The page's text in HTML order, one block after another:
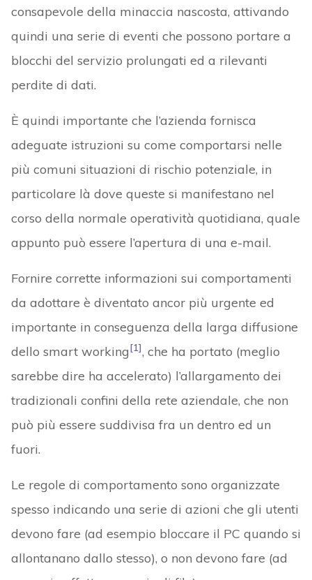
consapevole della minaccia nascosta, attivando
quindi una serie di eventi che possono portare a
blocchi del servizio prolungati ed a rilevanti
perdite di dati.
È quindi importante che l’azienda fornisca
adeguate istruzioni su come comportarsi nelle
più comuni situazioni di rischio potenziale, in
particolare là dove queste si manifestano nel
corso della normale operatività quotidiana, quale
appunto può essere l’apertura di una e-mail.
Fornire corrette informazioni sui comportamenti
da adottare è diventato ancor più urgente ed
importante in conseguenza della larga diffusione
dello smart working[1], che ha portato (meglio
sarebbe dire ha accelerato) l’allargamento dei
tradizionali confini della rete aziendale, che non
può più essere suddivisa fra un dentro ed un
fuori.
Le regole di comportamento sono organizzate
spesso indicando una serie di azioni che gli utenti
devono fare (ad esempio bloccare il PC quando si
allontanano dallo stesso), o non devono fare (ad